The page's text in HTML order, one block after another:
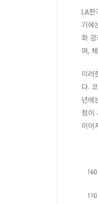
LA한
기에
화
며,
이러
다.
년에
청이
이어